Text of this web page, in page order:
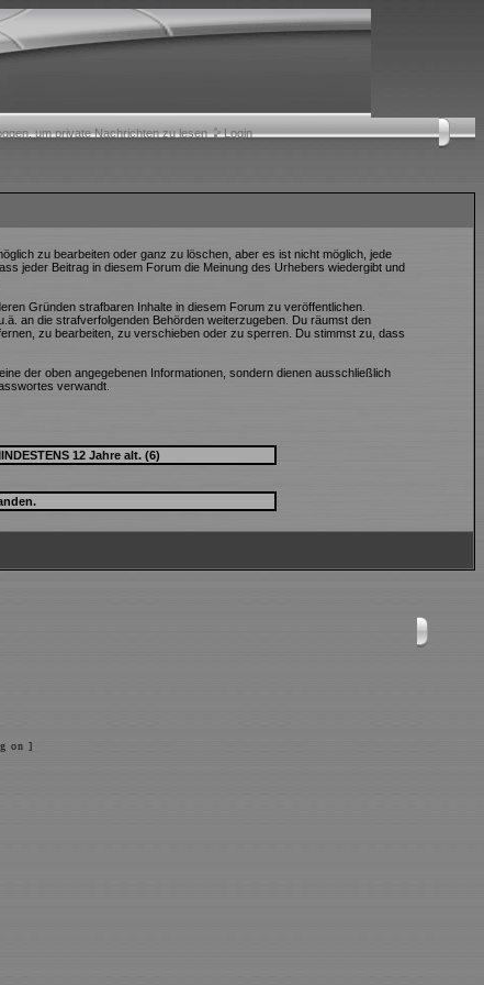
um private Nachrichten zu lesen Login
zu bearbeiten oder ganz zu löschen, aber es ist nicht möglich, jede
jeder Beitrag in diesem Forum die Meinung des Urhebers wiedergibt und
Gründen strafbaren Inhalte in diesem Forum zu veröffentlichen.
an die strafverfolgenden Behörden weiterzugeben. Du räumst den
zu bearbeiten, zu verschieben oder zu sperren. Du stimmst zu, dass
der oben angegebenen Informationen, sondern dienen ausschließlich
verwandt.
on ]